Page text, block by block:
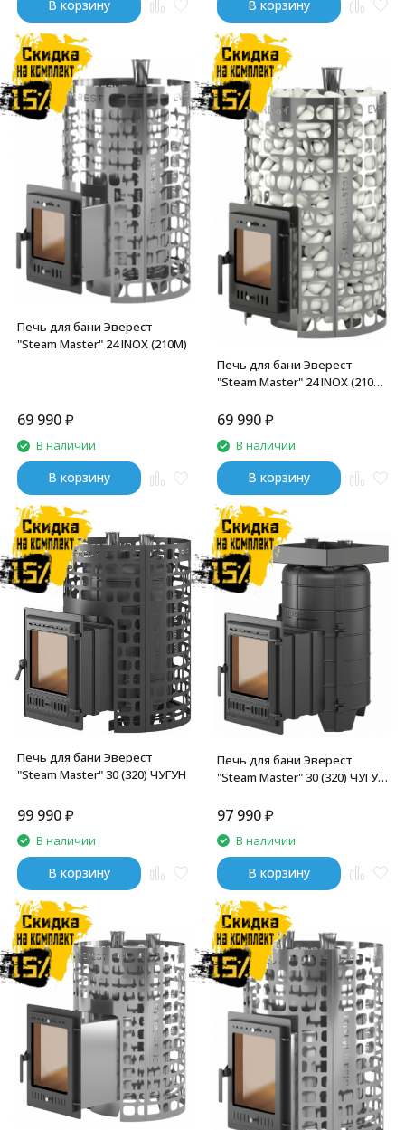
В корзину В корзину
Печь для бани Эверест
"Steam Master" 24 INOX (210М)
69 990₽
В наличии
В корзину
Печь для бани Эверест
"Steam Master" 24 INOX (210М)
69 990₽
В наличии
В корзину
Печь для бани Эверест
"Steam Master" 30 (320) ЧУГУН
99 990₽
В наличии
В корзину
Печь для бани Эверест
"Steam Master" 30 (320) ЧУГУН
97 990₽
В наличии
В корзину